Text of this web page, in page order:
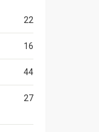
22
16
44
27